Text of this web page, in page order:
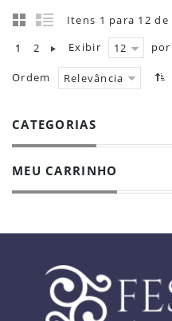
Itens 1 para 12
1
2 Exibir 12
Ordem Relevância
CATEGORIAS
MEU CARRINHO